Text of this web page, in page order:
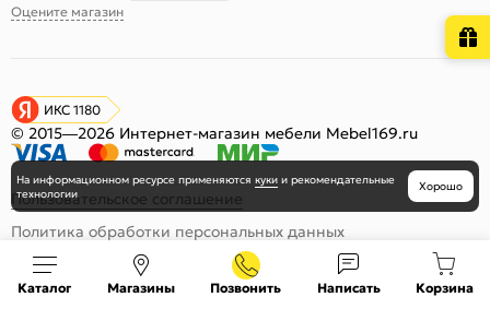
Оцените магазин
ИКС 1180
© 2015—2026 Интернет-магазин мебели Mebel169.ru
Пользовательское соглашение
Политика обработки персональных данных
Карта сайта
Каталог Магазины Позвонить Написать Корзина
На информационном ресурсе применяются куки и рекомендательные
технологии
Хорошо